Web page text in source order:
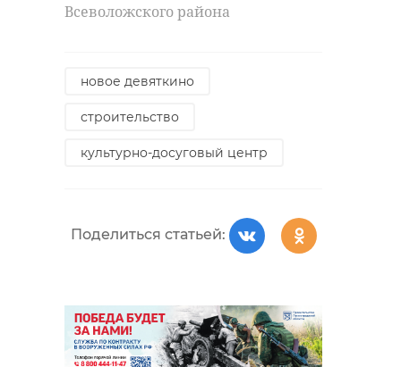
Всеволожского района
новое девяткино
строительство
культурно-досуговый центр
Поделиться статьей: